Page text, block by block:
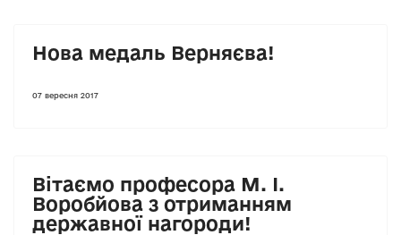
Нова медаль Верняєва!
07 вересня 2017
Вітаємо професора М. І.
Воробйова з отриманням
державної нагороди!